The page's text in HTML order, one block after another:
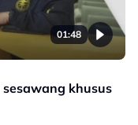
01:48
khusus